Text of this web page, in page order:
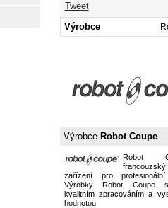
Tweet
Výrobce
Výrobce Robot Coupe
Robot
zařízení pro profesionální
Výrobky Robot Coupe
kvalitním zpracováním a
hodnotou.